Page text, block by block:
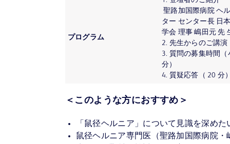
プログラム
聖路加国際病院 ヘ
ター センター長 日
学会 理事 嶋田元 先
2. 先生からのご講演
3. 質問の募集時間
分）
4. 質疑応答（ 20 分
＜このような方におすすめ＞
「鼠径ヘルニア」について見識を深めた
鼠径ヘルニア専門医（聖路加国際病院・